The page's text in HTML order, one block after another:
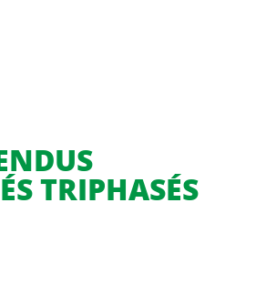
TRIPHASÉS